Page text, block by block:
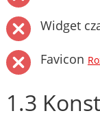
Widget
Favicon
1.3